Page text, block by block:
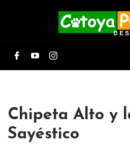
Chipeta Alto y
Sayéstico